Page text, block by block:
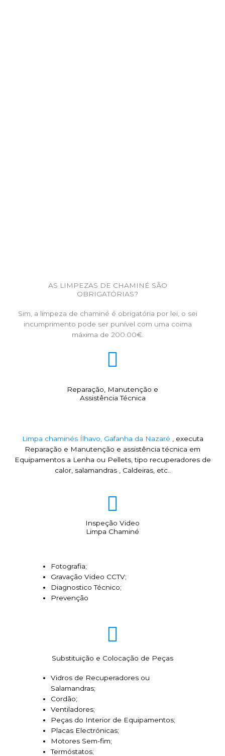
AS LIMPEZAS DE CHAMINÉ SÃO
OBRIGATÓRIAS?
Sim, a limpeza de chaminé é obrigatória por lei, o sei
incumprimento pode ser punível com uma coima
máxima de 200.00€.
Reparação, Manutenção e
Assistência Técnica
Limpa chaminés Ílhavo, Gafanha da Nazaré , executa
Reparação e Manutenção e assistência técnica em
Equipamentos a Lenha ou Pellets, tipo recuperadores de
calor, salamandras , Caldeiras, etc..
Inspeção Video
Limpa Chaminé
Fotografia;
Gravação Video CCTV;
Diagnostico Técnico;
Prevenção
Substituição e Colocação de Peças
Vidros de Recuperadores ou
Salamandras;
Cordão;
Ventiladores;
Peças do Interior de Equipamentos;
Placas Electrónicas;
Motores Sem-fim;
Termóstatos;